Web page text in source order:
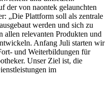
der von naontek gelaunchten
„Die Plattform soll als zentrale
werden und sich zu
allen relevanten Produkten und
Anfang Juli starten wir
und Weiterbildungen für
Unser Ziel ist, die
im